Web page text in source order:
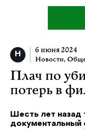
6 июня 2024
Новости,
Плач по
потерь в
Шесть лет назад
документальный